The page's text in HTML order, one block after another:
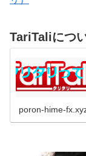
TariTaliにつ
poron-hime-